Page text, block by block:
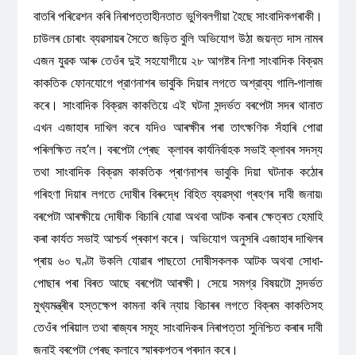
বাতৰি পৰিৱেশন কৰি নিৰাপত্তাহীনতাত ভুগিবলগীয়া হৈছে সাংবাদিকগৰাকী।
চাউলৰ চোৰাং ব্যৱসায়ৰ সৈতে জড়িত বুলি অভিযোগ উঠা জয়ন্ত দাস নামৰ
এজন যুৱক আৰু তেওঁৰ দুই সহযোগীয়ে ২৮ আগষ্টৰ নিশা সাংবাদিক বিক্রম
কাকতিক ফোনযোগে প্রাণনাশৰ ভাবুকি দিয়াৰ লগতে অশ্রাব্য গালি-গালাজ
কৰে। সাংবাদিক বিক্রম কাকতিয়ে এই ঘটনা সন্দৰ্ভত বৰপেটা সদৰ থানাত
এখন এজাহাৰ দাখিল কৰে যদিও আৰক্ষীৰ পৰা তাৎক্ষণিক সঁহাৰি পোৱা
পৰিলক্ষিত নহ’ল। বৰপেটা প্ৰেছ ক্লাবৰ কার্যনির্বাহক সভাই ক্লাবৰ সদস্য
তথা সাংবাদিক বিক্রম কাকতিক প্ৰাণনাশৰ ভাবুকি দিয়া ঘটনাক কঠোৰ
গৰিহণা দিয়াৰ লগতে দোষীৰ বিৰুদ্ধে বিহিত ব্যৱস্থা গ্ৰহণৰ দাবী জনায়৷
বৰপেটা আৰক্ষীয়ে দোষীক বিচাৰি যোৱা অথবা আটক কৰাৰ ক্ষেত্ৰত হেমাহি
কৰা কাৰ্যত সভাই আশ্চর্য প্ৰকাশ কৰে। অভিযোগ অনুসৰি এজাহাৰ দাখিলৰ
প্ৰায় ৬০ ঘণ্টা উকলি যোৱাৰ পাছতো দোষীসকলক আটক অথবা সোধা-
পোছাৰ পৰা বিৰত আছে বৰপেটা আৰক্ষী। সেয়ে সমগ্র বিষয়টো সন্দৰ্ভত
মুখ্যমন্ত্ৰীৰ হস্তক্ষেপ কামনা কৰি ন্যায় বিচাৰৰ লগতে বিক্ৰম কাকতিসহ
তেওঁৰ পৰিয়াল তথা ৰাজ্যৰ সমূহ সাংবাদিকৰ নিৰাপত্তা সুনিশ্চিত কৰাৰ দাবী
জনাই বৰপেটা প্ৰেছ ক্লাবে স্মাৰকপত্ৰ প্ৰদান কৰে।